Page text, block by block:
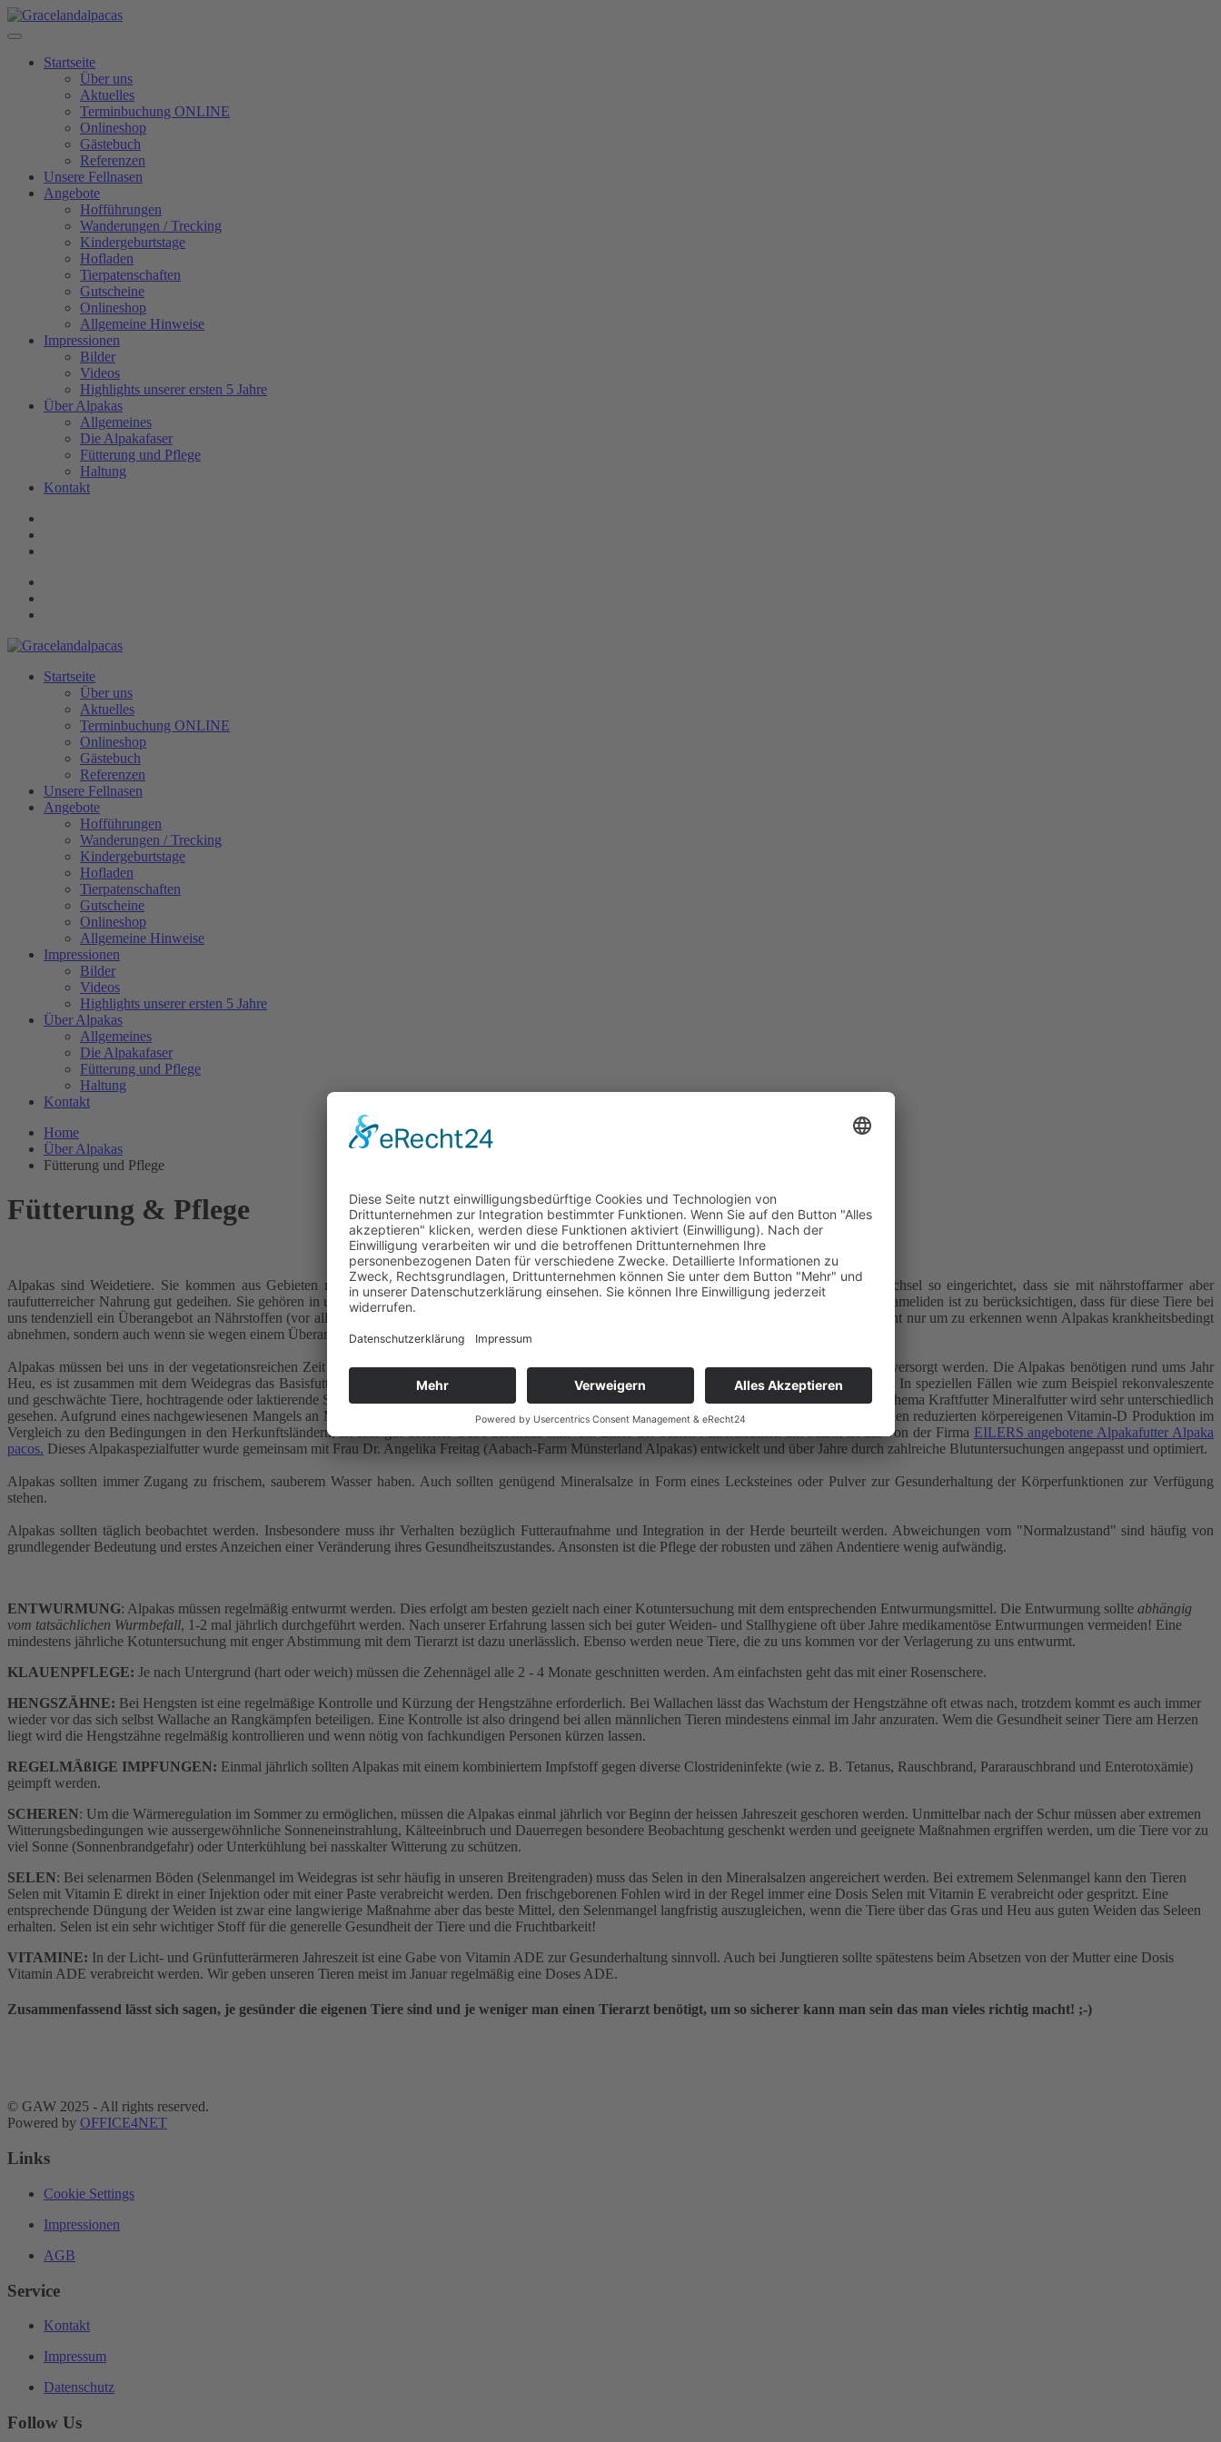
Startseite
Über uns
Aktuelles
Terminbuchung ONLINE
Onlineshop
Gästebuch
Referenzen
Unsere Fellnasen
Angebote
Hofführungen
Wanderungen / Trecking
Kindergeburtstage
Hofladen
Tierpatenschaften
Gutscheine
Onlineshop
Allgemeine Hinweise
Impressionen
Bilder
Videos
Highlights unserer ersten 5 Jahre
Über Alpakas
Allgemeines
Die Alpakafaser
Fütterung und Pflege
Haltung
Kontakt
Startseite
Über uns
Aktuelles
Terminbuchung ONLINE
Onlineshop
Gästebuch
Referenzen
Unsere Fellnasen
Angebote
Hofführungen
Wanderungen / Trecking
Kindergeburtstage
Hofladen
Tierpatenschaften
Gutscheine
Onlineshop
Allgemeine Hinweise
Impressionen
Bilder
Videos
Highlights unserer ersten 5 Jahre
Über Alpakas
Allgemeines
Die Alpakafaser
Fütterung und Pflege
Haltung
Kontakt
Home
Über Alpakas
Fütterung und Pflege
Fütterung & Pflege
Alpakas sind Weidetiere. Sie kommen aus Gebieten mit kargem Nahrungsangebot und sind von Natur aus mit ihrer Verdauung und ihrem Stoffwechsel so eingerichtet, dass sie mit nährstoffarmer aber
raufutterreicher Nahrung gut gedeihen. Sie gehören in unseren Breitengraden zu den Raufutterverzehrenden Nutztieren. Bei der Fütterung von Neuweltkameliden ist zu berücksichtigen, dass für diese Tiere bei
uns tendenziell ein Überangebot an Nährstoffen (vor allem Proteinen) besteht. Eine regelmäßige Überwachung des Gewichtes ist deshalb sehr ratsam, nicht nur um zu erkennen wenn Alpakas krankheitsbedingt
abnehmen, sondern auch wenn sie wegen einem Überangebot an Nahrung übergewichtig werden.
Alpakas müssen bei uns in der vegetationsreichen Zeit (Frühling, Sommer, Herbst,) zusätzlich zum Gras mit raufutterreichem aber nährstoffarmen Heu versorgt werden. Die Alpakas benötigen rund ums Jahr
Heu, es ist zusammen mit dem Weidegras das Basisfutter. In der kalten Winterzeit kann auch etwas nährstoffreicheres Raufutter (Heu) verfüttert werden. In speziellen Fällen wie zum Beispiel rekonvaleszente
und geschwächte Tiere, hochtragende oder laktierende Stuten mit tiefem Bodyscore kann etwas Kraftfutter oder Luzernehäcksel zugegeben werden. Das Thema Kraftfutter Mineralfutter wird sehr unterschiedlich
gesehen. Aufgrund eines nachgewiesenen Mangels an Mineralien und Vitaminen, sowie der deutlich geringeren Sonneneinstrahlung und damit verbundenen reduzierten körpereigenen Vitamin-D Produktion im
Vergleich zu den Bedingungen in den Herkunftsländern, ist eine gut dosierte Gabe durchaus sinnvoll. Eines der besten Mineralfuttern am Markt ist das von der Firma EILERS angebotene Alpakafutter Alpaka
pacos. Dieses Alpakaspezialfutter wurde gemeinsam mit Frau Dr. Angelika Freitag (Aabach-Farm Münsterland Alpakas) entwickelt und über Jahre durch zahlreiche Blutuntersuchungen angepasst und optimiert.
Alpakas sollten immer Zugang zu frischem, sauberem Wasser haben. Auch sollten genügend Mineralsalze in Form eines Lecksteines oder Pulver zur Gesunderhaltung der Körperfunktionen zur Verfügung
stehen.
Alpakas sollten täglich beobachtet werden. Insbesondere muss ihr Verhalten bezüglich Futteraufnahme und Integration in der Herde beurteilt werden. Abweichungen vom "Normalzustand" sind häufig von
grundlegender Bedeutung und erstes Anzeichen einer Veränderung ihres Gesundheitszustandes. Ansonsten ist die Pflege der robusten und zähen Andentiere wenig aufwändig.
ENTWURMUNG: Alpakas müssen regelmäßig entwurmt werden. Dies erfolgt am besten gezielt nach einer Kotuntersuchung mit dem entsprechenden Entwurmungsmittel. Die Entwurmung sollte abhängig
vom tatsächlichen Wurmbefall, 1-2 mal jährlich durchgeführt werden. Nach unserer Erfahrung lassen sich bei guter Weiden- und Stallhygiene oft über Jahre medikamentöse Entwurmungen vermeiden! Eine
mindestens jährliche Kotuntersuchung mit enger Abstimmung mit dem Tierarzt ist dazu unerlässlich. Ebenso werden neue Tiere, die zu uns kommen vor der Verlagerung zu uns entwurmt.
KLAUENPFLEGE: Je nach Untergrund (hart oder weich) müssen die Zehennägel alle 2 - 4 Monate geschnitten werden. Am einfachsten geht das mit einer Rosenschere.
HENGSZÄHNE: Bei Hengsten ist eine regelmäßige Kontrolle und Kürzung der Hengstzähne erforderlich. Bei Wallachen lässt das Wachstum der Hengstzähne oft etwas nach, trotzdem kommt es auch immer
wieder vor das sich selbst Wallache an Rangkämpfen beteiligen. Eine Kontrolle ist also dringend bei allen männlichen Tieren mindestens einmal im Jahr anzuraten. Wem die Gesundheit seiner Tiere am Herzen
liegt wird die Hengstzähne regelmäßig kontrollieren und wenn nötig von fachkundigen Personen kürzen lassen.
REGELMÄßIGE IMPFUNGEN: Einmal jährlich sollten Alpakas mit einem kombiniertem Impfstoff gegen diverse Clostrideninfekte (wie z. B. Tetanus, Rauschbrand, Pararauschbrand und Enterotoxämie)
geimpft werden.
SCHEREN: Um die Wärmeregulation im Sommer zu ermöglichen, müssen die Alpakas einmal jährlich vor Beginn der heissen Jahreszeit geschoren werden. Unmittelbar nach der Schur müssen aber extremen
Witterungsbedingungen wie aussergewöhnliche Sonneneinstrahlung, Kälteeinbruch und Dauerregen besondere Beobachtung geschenkt werden und geeignete Maßnahmen ergriffen werden, um die Tiere vor zu
viel Sonne (Sonnenbrandgefahr) oder Unterkühlung bei nasskalter Witterung zu schützen.
SELEN: Bei selenarmen Böden (Selenmangel im Weidegras ist sehr häufig in unseren Breitengraden) muss das Selen in den Mineralsalzen angereichert werden. Bei extremem Selenmangel kann den Tieren
Selen mit Vitamin E direkt in einer Injektion oder mit einer Paste verabreicht werden. Den frischgeborenen Fohlen wird in der Regel immer eine Dosis Selen mit Vitamin E verabreicht oder gespritzt. Eine
entsprechende Düngung der Weiden ist zwar eine langwierige Maßnahme aber das beste Mittel, den Selenmangel langfristig auszugleichen, wenn die Tiere über das Gras und Heu aus guten Weiden das Seleen
erhalten. Selen ist ein sehr wichtiger Stoff für die generelle Gesundheit der Tiere und die Fruchtbarkeit!
VITAMINE: In der Licht- und Grünfutterärmeren Jahreszeit ist eine Gabe von Vitamin ADE zur Gesunderhaltung sinnvoll. Auch bei Jungtieren sollte spätestens beim Absetzen von der Mutter eine Dosis
Vitamin ADE verabreicht werden. Wir geben unseren Tieren meist im Januar regelmäßig eine Doses ADE.
Zusammenfassend lässt sich sagen, je gesünder die eigenen Tiere sind und je weniger man einen Tierarzt benötigt, um so sicherer kann man sein das man vieles richtig macht! ;-)
© GAW 2025 - All rights reserved.
Powered by OFFICE4NET
Links
Cookie Settings
Impressionen
AGB
Service
Kontakt
Impressum
Datenschutz
Follow Us